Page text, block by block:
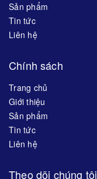
Sản phẩm
Tin tức
Liên hệ
Chính sách
Trang chủ
Giới thiệu
Sản phẩm
Tin tức
Liên hệ
Theo dõi chúng tôi